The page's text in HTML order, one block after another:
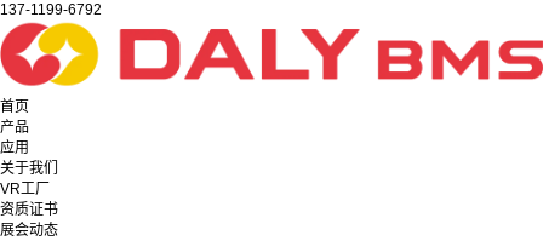
137-1199-6792
首页
产品
应用
关于我们
VR工厂
资质证书
展会动态